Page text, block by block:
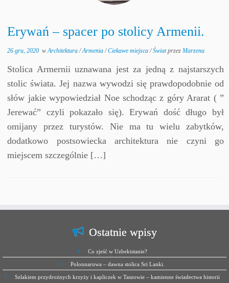
Erywań – spacer po stolicy Armenii.
26 gru, 2020 wArchitektura/Armenia/Ciekawe miejsca/ŚwiatprzezMarzena
Stolica Armernii uznawana jest za jedną z najstarszych
stolic świata. Jej nazwa wywodzi się prawdopodobnie od
słów jakie wypowiedział Noe schodząc z góry Ararat ( ”
Jerewać” czyli pokazało się). Erywań dość długo był
omijany przez turystów. Nie ma tu wielu zabytków,
dodatkowo postsowiecka architektura nie czyni go
miejscem szczególnie […]
Ostatnie wpisy
Co zjeść w Uzbekistanie?
Polonnaruwa – dawna stolica Sri Lanki.
Szlakiem przydrożnych krzyży i kapliczek w Taszowie – kamienne świadectwa historii